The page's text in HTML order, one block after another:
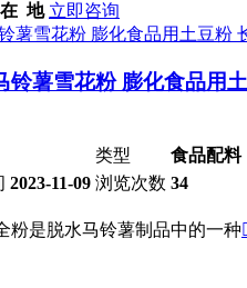
地 立即咨询
铃薯雪花粉 膨化食品用
类型
食品配料
2023-11-09 浏览次数 34
粉是脱水马铃薯制品中的一种